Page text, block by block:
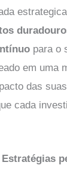
para o
em uma
das
cada